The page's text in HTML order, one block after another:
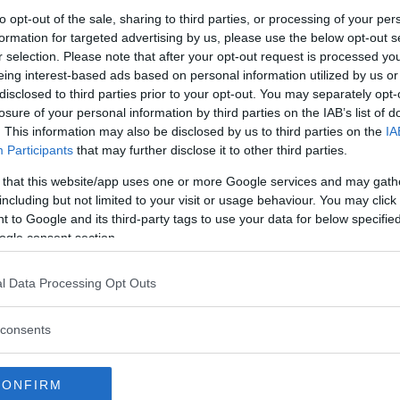
opt-out of the sale, sharing to third parties, or processing of your
for targeted advertising by us, please use the below opt-out
selection. Please note that after your opt-out request is processed
interest-based ads based on personal information utilized by us
to third parties prior to your opt-out. You may separately
of your personal information by third parties on the IAB’s list of
This information may also be disclosed by us to third parties on the
Participants that may further disclose it to other third parties.
that this website/app uses one or more Google services and may
but not limited to your visit or usage behaviour. You may
to Google and its third-party tags to use your data for below
consent section.
Data Processing Opt Outs
Commenti
Commento
Una delle testimonianze della vita degli antichi
romani. Sarà emozionante ripercorrerla con i
vostri bambini e imparare la storia di una città
Servizi
Giardino.